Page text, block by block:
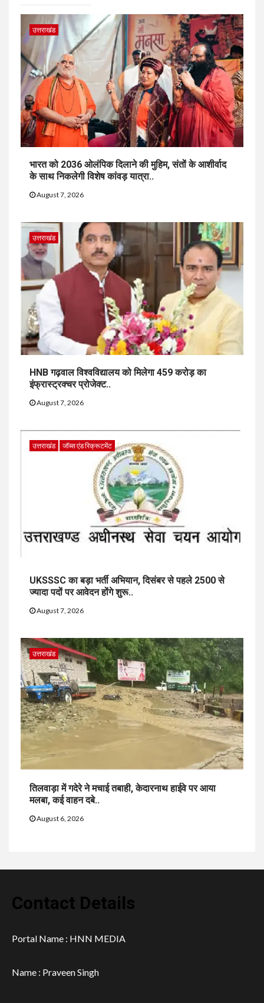
उत्तराखंड
भारत को 2036 ओलंपिक दिलाने की मुहिम, संतों के आशीर्वाद
के साथ निकलेगी विशेष कांवड़ यात्रा..
August 7, 2026
उत्तराखंड
HNB गढ़वाल विश्वविद्यालय को मिलेगा 459 करोड़ का
इंफ्रास्ट्रक्चर प्रोजेक्ट..
August 7, 2026
उत्तराखंड जॉब्स एंड रिक्रूटमेंट
UKSSSC का बड़ा भर्ती अभियान, दिसंबर से पहले 2500 से
ज्यादा पदों पर आवेदन होंगे शुरू..
August 7, 2026
उत्तराखंड
तिलवाड़ा में गदेरे ने मचाई तबाही, केदारनाथ हाईवे पर आया
मलबा, कई वाहन दबे..
August 6, 2026
Contact Details
Portal Name : HNN MEDIA
Name : Praveen Singh